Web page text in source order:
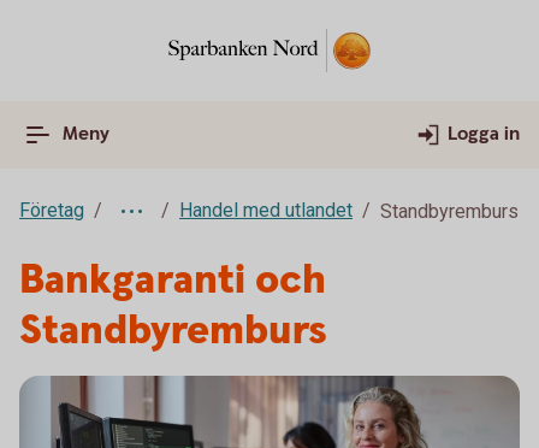
Meny Logga in
Företag Handel med utlandet Standbyremburs
Bankgaranti och
Standbyremburs